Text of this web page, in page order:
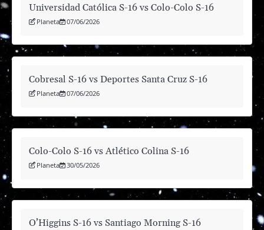
Universidad Católica S-16 vs Colo-Colo S-16
Planeta 07/06/2026
Cobresal S-16 vs Deportes Santa Cruz S-16
Planeta 07/06/2026
Colo-Colo S-16 vs Atlético Colina S-16
Planeta 30/05/2026
O’Higgins S-16 vs Santiago Morning S-16